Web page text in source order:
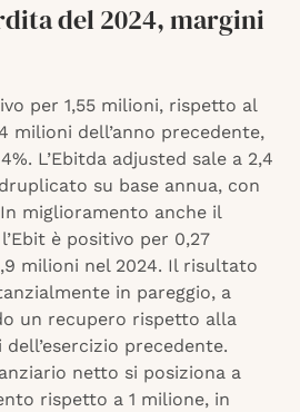
del 2024, margini
per 1,55 milioni, rispetto al
milioni dell’anno precedente,
L’Ebitda adjusted sale a 2,4
su base annua, con
miglioramento anche il
è positivo per 0,27
milioni nel 2024. Il risultato
in pareggio, a
un recupero rispetto alla
precedente.
netto si posiziona a
rispetto a 1 milione, in